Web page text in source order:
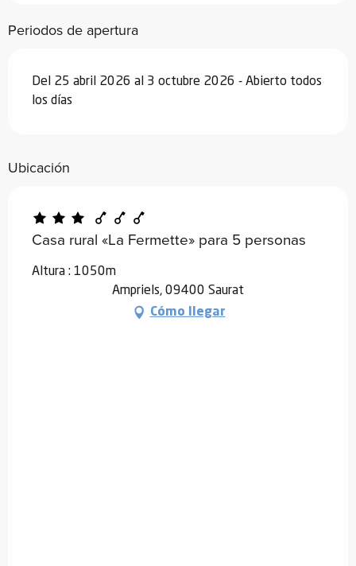
Periodos de apertura
Del 25 abril 2026 al 3 octubre 2026 - Abierto todos
los días
Ubicación
Casa rural «La Fermette» para 5 personas
Altura : 1050m
Ampriels, 09400 Saurat
Cómo llegar